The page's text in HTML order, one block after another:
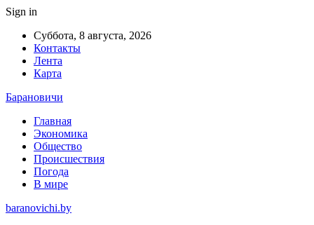
Sign in
Суббота, 8 августа, 2026
Контакты
Лента
Карта
Барановичи
Главная
Экономика
Общество
Происшествия
Погода
В мире
baranovichi.by